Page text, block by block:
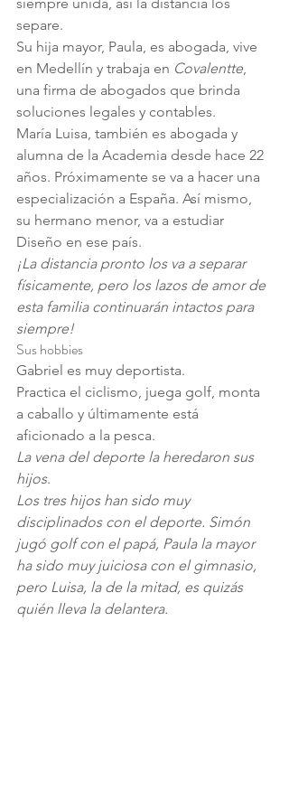
siempre unida, así la distancia los
separe.
Su hija mayor, Paula, es abogada, vive
en Medellín y trabaja en Covalentte,
una firma de abogados que brinda
soluciones legales y contables.
María Luisa, también es abogada y
alumna de la Academia desde hace 22
años. Próximamente se va a hacer una
especialización a España. Así mismo,
su hermano menor, va a estudiar
Diseño en ese país.
¡La distancia pronto los va a separar
físicamente, pero los lazos de amor de
esta familia continuarán intactos para
siempre!
Sus hobbies
Gabriel es muy deportista.
Practica el ciclismo, juega golf, monta
a caballo y últimamente está
aficionado a la pesca.
La vena del deporte la heredaron sus
hijos.
Los tres hijos han sido muy
disciplinados con el deporte. Simón
jugó golf con el papá, Paula la mayor
ha sido muy juiciosa con el gimnasio,
pero Luisa, la de la mitad, es quizás
quién lleva la delantera.